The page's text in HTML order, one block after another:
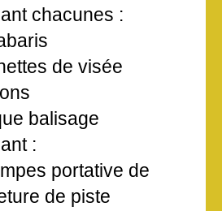
chacunes :
de visée
balisage
:
portative de
de piste